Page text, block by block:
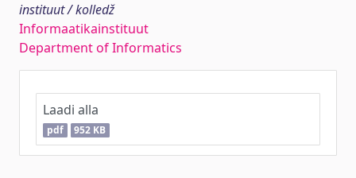
instituut / kolledž
Informaatikainstituut
Department of Informatics
Laadi alla
pdf 952 KB